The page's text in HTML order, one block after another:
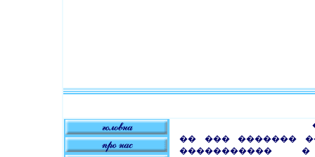
�� ��� �������
�����������